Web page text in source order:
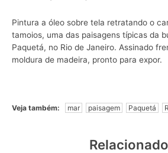
Pintura a óleo sobre tela retratando o
tamoios, uma das paisagens típicas da
Paquetá, no Rio de Janeiro. Assinado
moldura de madeira, pronto para expor.
Veja também: mar paisagem Paquetá